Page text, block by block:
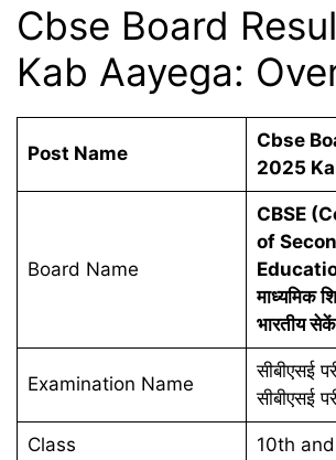
Cbse Board
Kab Aayega:
Post Name
Cbse
2025
Board Name
CBSE
of
माध्यमिक
भारतीय
Examination Name
सीबीएसई
सीबीएसई
Class 10th